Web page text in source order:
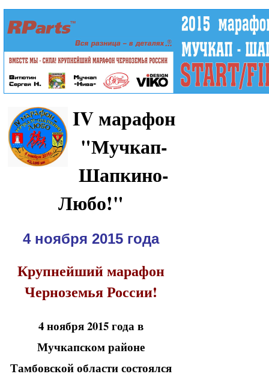
IV марафон
"Мучкап-
Шапкино-
Любо!"
4 ноября 2015 года
Крупнейший марафон
Черноземья России!
4 ноября 2015 года в
Мучкапском районе
Тамбовской области состоялся